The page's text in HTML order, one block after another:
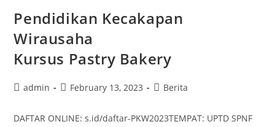
“Pencegahan
Bersama
Ungaran
Pendidikan Kecakapan
Wirausaha
Kursus Pastry Bakery
Postadmin
PostFebruary 13, 2023
PostBerita
DAFTAR ONLINE: s.id/daftar-PKW2023TEMPAT: UPTD SPNF